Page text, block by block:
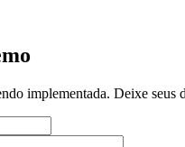
implementada. Deixe